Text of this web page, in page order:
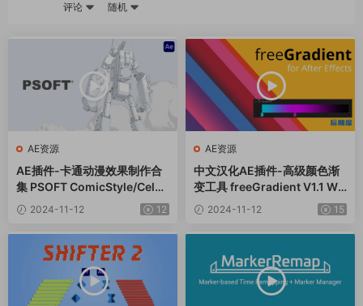
评论
随机
AE资源
AE插件-卡通动漫效果制作合
集 PSOFT ComicStyle/CelF
X/CelMX/Pencil+ 4 Line/Ant
ialiasing+使用教程
2024-11-12 12
AE资源
中文汉化AE插件-高级颜色渐
变工具 freeGradient V1.1 Wi
n/Mac2024-11-12 15